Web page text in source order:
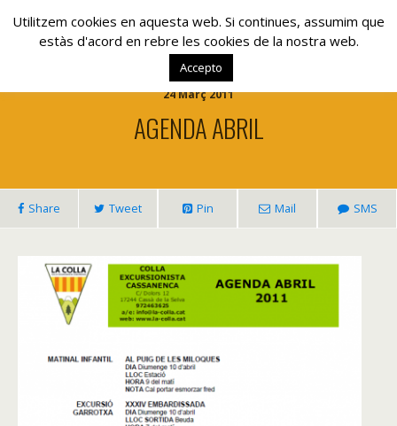
www.lacolla.cat
24 Març 2011
AGENDA ABRIL
Share Tweet Pin Mail SMS
Utilitzem cookies en aquesta web. Si continues, assumim que
estàs d'acord en rebre les cookies de la nostra web.
Accepto